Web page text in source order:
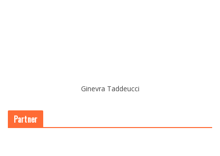
Ginevra Taddeucci
Partner